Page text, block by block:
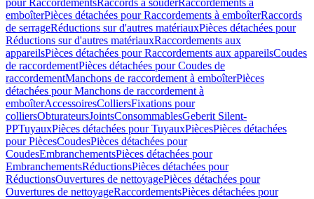
pour RaccordementsRaccords à souderRaccordements à
emboîterPièces détachées pour Raccordements à emboîterRaccords
de serrageRéductions sur d'autres matériauxPièces détachées pour
Réductions sur d'autres matériauxRaccordements aux
appareilsPièces détachées pour Raccordements aux appareilsCoudes
de raccordementPièces détachées pour Coudes de
raccordementManchons de raccordement à emboîterPièces
détachées pour Manchons de raccordement à
emboîterAccessoiresColliersFixations pour
colliersObturateursJointsConsommablesGeberit Silent-
PPTuyauxPièces détachées pour TuyauxPiècesPièces détachées
pour PiècesCoudesPièces détachées pour
CoudesEmbranchementsPièces détachées pour
EmbranchementsRéductionsPièces détachées pour
RéductionsOuvertures de nettoyagePièces détachées pour
Ouvertures de nettoyageRaccordementsPièces détachées pour